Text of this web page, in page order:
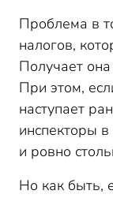
Проблема в
налогов,
Получает
При этом,
наступает
инспекторы
и ровно
Но как быть,